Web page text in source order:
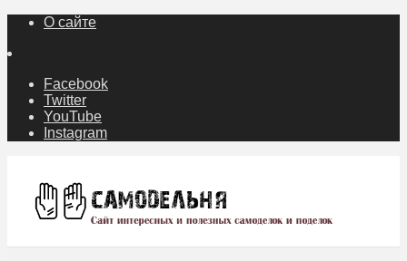
О сайте
Facebook
Twitter
YouTube
Instagram